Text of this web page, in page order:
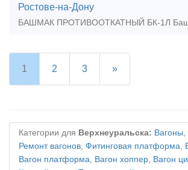
Ростове-на-Дону
1 2 3 »
Категории для Верхнеуральска: Вагоны,
Ремонт вагонов, Фитинговая платформа,
Вагон платформа, Вагон хоппер, Вагон